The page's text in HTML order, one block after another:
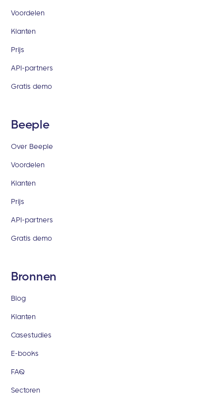
Voordelen
Klanten
Prijs
API-partners
Gratis demo
Beeple
Over Beeple
Voordelen
Klanten
Prijs
API-partners
Gratis demo
Bronnen
Blog
Klanten
Casestudies
E-books
FAQ
Sectoren